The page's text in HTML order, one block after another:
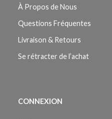
À Propos de Nous
Questions Fréquentes
Livraison & Retours
Se rétracter de l’achat
CONNEXION